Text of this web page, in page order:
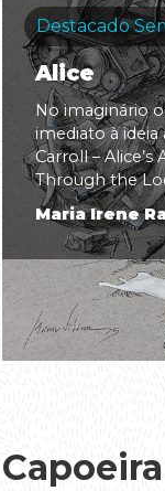
Destacado
Alice
No imaginário
imediato à ideia
Carroll –
Through the
Maria Irene
Capoeira